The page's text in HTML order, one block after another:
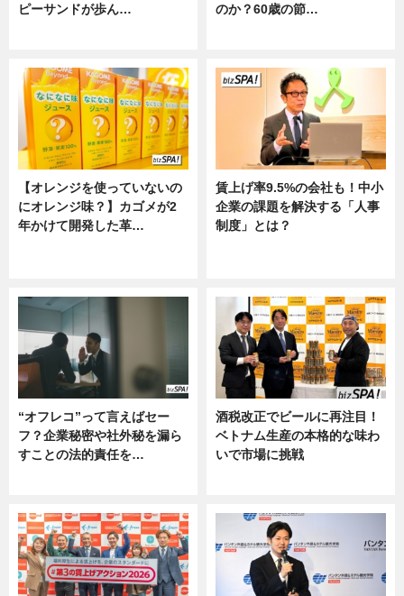
ピーサンドが歩ん…
のか？60歳の節…
【オレンジを使っていないの
にオレンジ味？】カゴメが2
年かけて開発した革…
賃上げ率9.5%の会社も！中小
企業の課題を解決する「人事
制度」とは？
“オフレコ”って言えばセー
フ？企業秘密や社外秘を漏ら
すことの法的責任を…
酒税改正でビールに再注目！
ベトナム生産の本格的な味わ
いで市場に挑戦